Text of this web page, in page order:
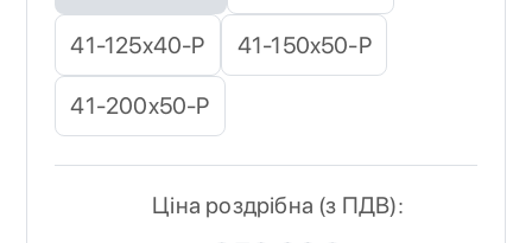
41-125x40-P 41-150x50-P
41-200x50-P
Ціна роздрібна (з ПДВ):